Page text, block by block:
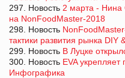
297. Новость 2 марта - Нина
на NonFoodMaster-2018
298. Новость
тактики развития рынка
299. Новость В Луцке
300. Новость EVA
Инфографика